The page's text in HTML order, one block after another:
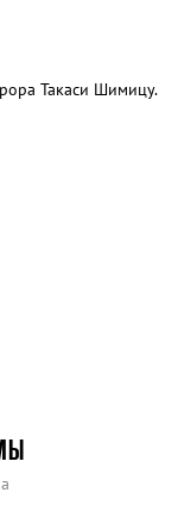
Такаси Шимицу.